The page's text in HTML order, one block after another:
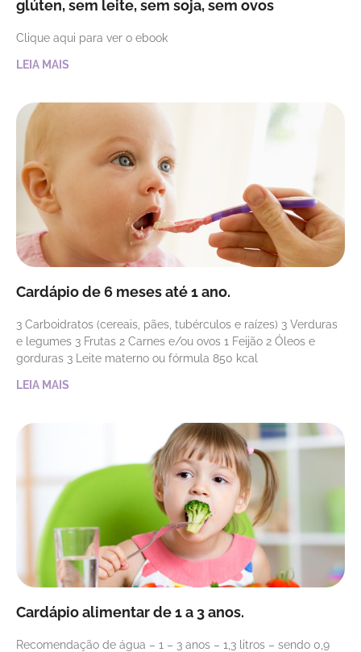
glúten, sem leite, sem soja, sem ovos
Clique aqui para ver o ebook
LEIA MAIS
Cardápio de 6 meses até 1 ano.
3 Carboidratos (cereais, pães, tubérculos e raízes) 3 Verduras
e legumes 3 Frutas 2 Carnes e/ou ovos 1 Feijão 2 Óleos e
gorduras 3 Leite materno ou fórmula 850 kcal
LEIA MAIS
Cardápio alimentar de 1 a 3 anos.
Recomendação de água – 1 – 3 anos – 1,3 litros – sendo 0,9